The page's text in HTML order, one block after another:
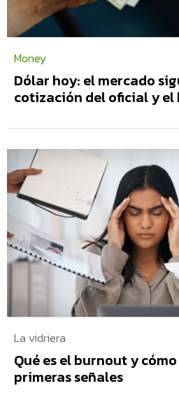
Money
Dólar hoy: el mercado
cotización del oficial y el
La vidriera
Qué es el burnout y
primeras señales